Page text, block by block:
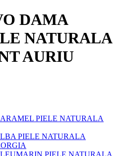
DAMA
NATURALA
AURIU